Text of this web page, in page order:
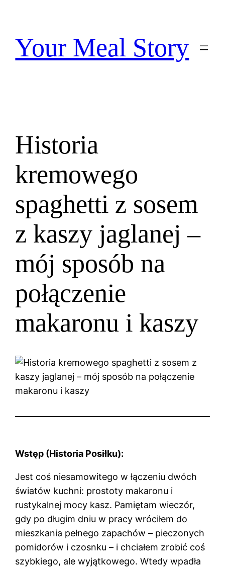
treściYour Meal Story
Historia
kremowego
spaghetti z sosem
z kaszy jaglanej –
mój sposób na
połączenie
makaronu i kaszy
Wstęp (Historia Posiłku):
Jest coś niesamowitego w łączeniu dwóch
światów kuchni: prostoty makaronu i
rustykalnej mocy kasz. Pamiętam wieczór,
gdy po długim dniu w pracy wróciłem do
mieszkania pełnego zapachów – pieczonych
pomidorów i czosnku – i chciałem zrobić coś
szybkiego, ale wyjątkowego. Wtedy wpadła